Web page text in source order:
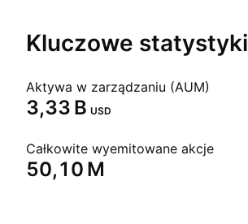
Kluczowe statystyki
Aktywa w zarządzaniu (AUM)
‪3,33 B‬ USD
Całkowite wyemitowane akcje
‪50,10 M‬